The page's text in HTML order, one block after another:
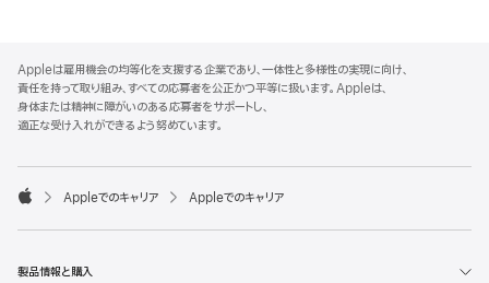
p
p
l
e
o
t
Appleは雇用機会の均等化を支援する企業であり、一体性と多様性の実現に向け、
責任を持って取り組み、すべての応募者を公正かつ平等に扱います。Appleは、
身体または精神に障がいのある応募者をサポートし、
適正な受け入れができるよう努めています。

p
l
Appleでのキャリア Appleでのキャリア
製品情報と購入